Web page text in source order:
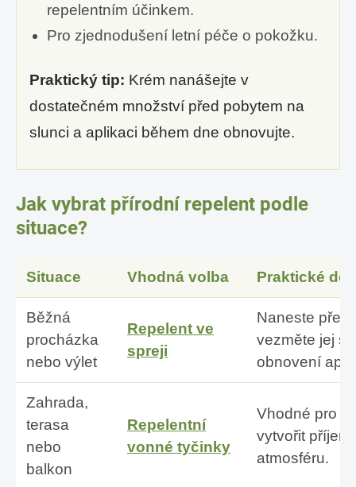
repelentním účinkem.
Pro zjednodušení letní péče o pokožku.
Praktický tip: Krém nanášejte v
dostatečném množství před pobytem na
slunci a aplikaci během dne obnovujte.
Jak vybrat přírodní repelent podle
situace?
Situace Vhodná volba Praktické
Běžná
procházka
nebo výlet
Repelent ve
spreji
Naneste před
vezměte jej s
obnovení
Zahrada,
terasa
nebo
balkon
Repelentní
vonné tyčinky
Vhodné pro
vytvořit
atmosféru.